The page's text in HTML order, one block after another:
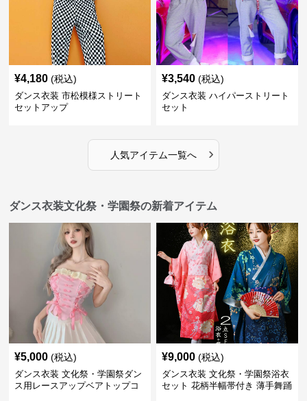
¥4,180 (税込)
ダンス衣装 市松模様ストリート
セットアップ
¥3,540 (税込)
ダンス衣装 ハイパーストリート
セット
人気アイテム一覧へ ›
ダンス衣装文化祭・学園祭の新着アイテム
¥5,000 (税込)
ダンス衣装 文化祭・学園祭ダン
ス用レースアップベアトップコ
¥9,000 (税込)
ダンス衣装 文化祭・学園祭浴衣
セット 花柄半幅帯付き 薄手舞踊